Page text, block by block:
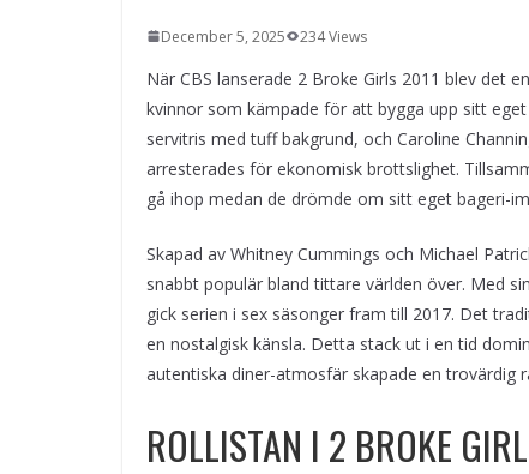
December 5, 2025 234 Views
När CBS lanserade 2 Broke Girls 2011 blev det
kvinnor som kämpade för att bygga upp sitt
servitris med tuff bakgrund, och Caroline
arresterades för ekonomisk brottslighet.
gå ihop medan de drömde om sitt eget bageri-
Skapad av Whitney Cummings och Michael
snabbt populär bland tittare världen över. Med
gick serien i sex säsonger fram till 2017. Det
en nostalgisk känsla. Detta stack ut i en tid
autentiska diner-atmosfär skapade en trovärdig
ROLLISTAN I 2 BROKE